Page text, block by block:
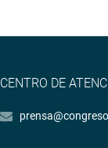
CENTRO DE